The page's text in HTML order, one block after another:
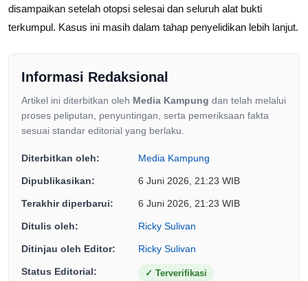
disampaikan setelah otopsi selesai dan seluruh alat bukti
terkumpul. Kasus ini masih dalam tahap penyelidikan lebih lanjut.
Informasi Redaksional
Artikel ini diterbitkan oleh Media Kampung dan telah melalui
proses peliputan, penyuntingan, serta pemeriksaan fakta
sesuai standar editorial yang berlaku.
Diterbitkan oleh: Media Kampung
Dipublikasikan: 6 Juni 2026, 21:23 WIB
Terakhir diperbarui: 6 Juni 2026, 21:23 WIB
Ditulis oleh: Ricky Sulivan
Ditinjau oleh Editor: Ricky Sulivan
Status Editorial: ✓ Terverifikasi